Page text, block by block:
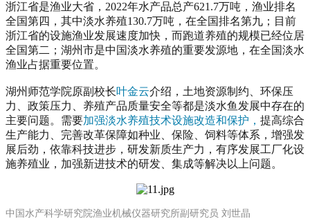
浙江省是渔业大省，2022年水产品总产621.7万吨，渔业排名
全国第四，其中淡水养殖130.7万吨，在全国排名第九；目前
浙江省的设施渔业发展速度加快，而跑道养殖的规模已经位居
全国第二；湖州市是中国淡水养殖的重要发源地，在全国淡水
渔业占据重要位置。
湖州师范学院原副校长叶金云介绍，土地资源制约、环保压
力、政策压力、养殖产品质量安全等都是淡水鱼发展中存在的
主要问题。需要加强淡水养殖技术设施改造和保护， 提高综合
生产能力、完善改革保障如种业、保险、饲料等体系，增强发
展后劲，依靠科技进步，研发新质生产力，有序发展工厂化设
施养殖业，加强新进技术的研发、集成等解决以上问题。
中国水产科学研究院渔业机械仪器研究所副研究员 刘世晶